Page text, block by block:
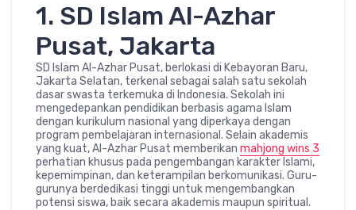
1. SD Islam Al-Azhar
Pusat, Jakarta
SD Islam Al-Azhar Pusat, berlokasi di Kebayoran Baru,
Jakarta Selatan, terkenal sebagai salah satu sekolah
dasar swasta terkemuka di Indonesia. Sekolah ini
mengedepankan pendidikan berbasis agama Islam
dengan kurikulum nasional yang diperkaya dengan
program pembelajaran internasional. Selain akademis
yang kuat, Al-Azhar Pusat memberikan mahjong wins 3
perhatian khusus pada pengembangan karakter Islami,
kepemimpinan, dan keterampilan berkomunikasi. Guru-
gurunya berdedikasi tinggi untuk mengembangkan
potensi siswa, baik secara akademis maupun spiritual.